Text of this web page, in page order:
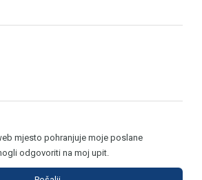
mjesto pohranjuje moje poslane
odgovoriti na moj upit.